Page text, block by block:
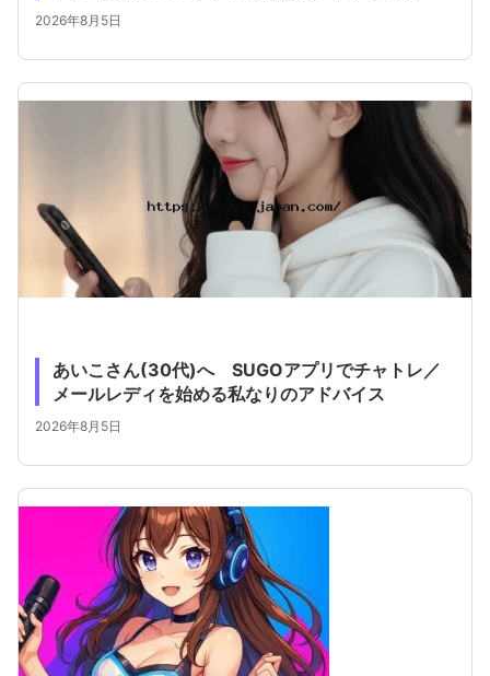
2026年8月5日
あいこさん(30代)へ SUGOアプリでチャトレ／
メールレディを始める私なりのアドバイス
2026年8月5日